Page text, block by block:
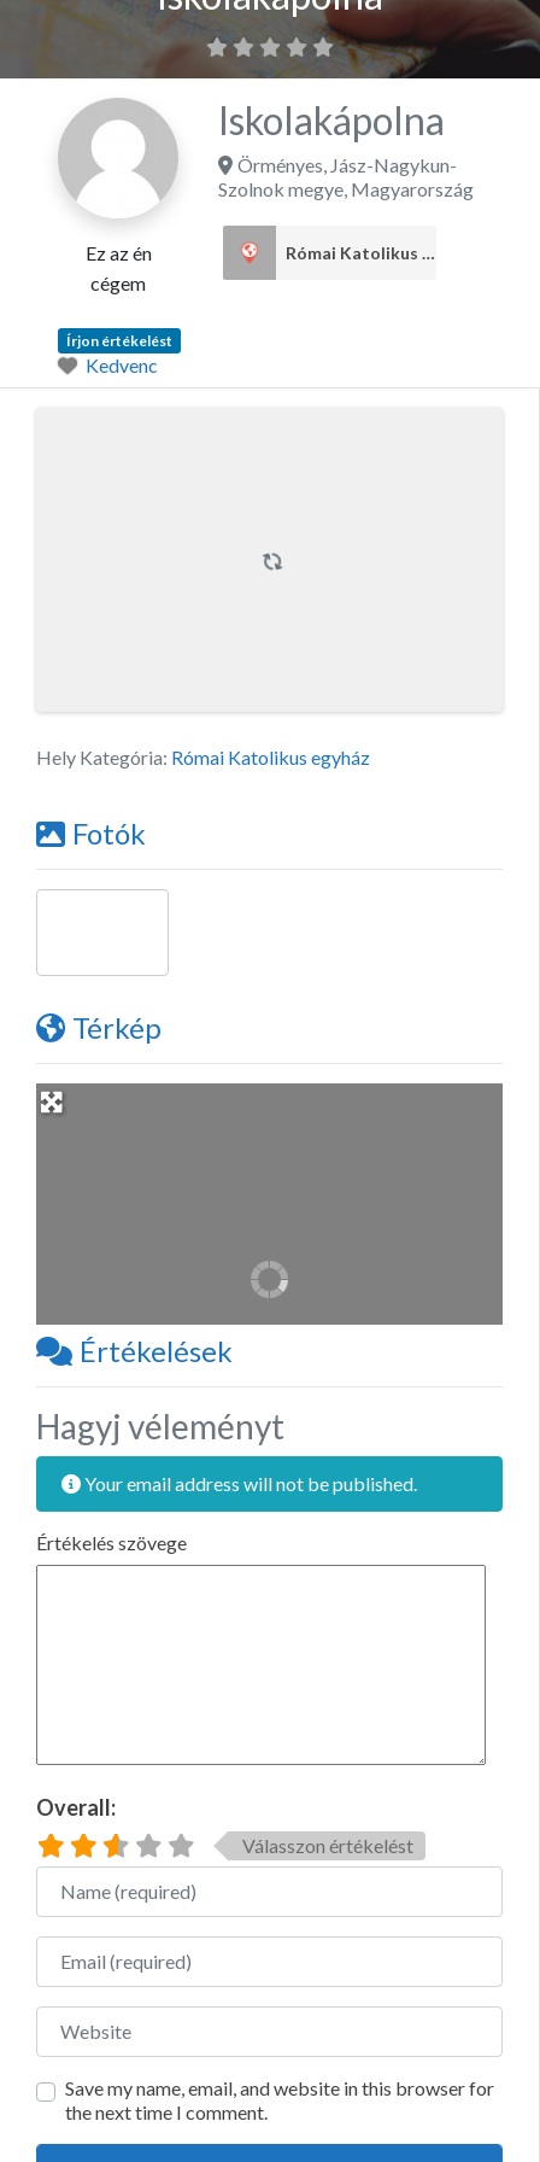
Ez az én
cégem
Iskolakápolna
Örményes, Jász-Nagykun-
Szolnok megye, Magyarország
Római Katolikus egyház
Írjon értékelést
Kedvenc
Hely Kategória: Római Katolikus egyház
Fotók
Térkép
Értékelések
Hagyj véleményt
Your email address will not be published.
Értékelés szövege
Overall:
Válasszon értékelést
Name
Email
Website
Save my name, email, and website in this browser for
the next time I comment.